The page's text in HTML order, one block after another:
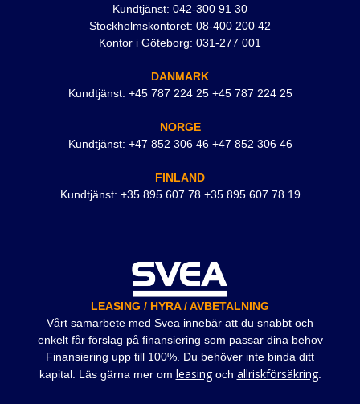
Kundtjänst: 042-300 91 30
Stockholmskontoret: 08-400 200 42
Kontor i Göteborg: 031-277 001
DANMARK
Kundtjänst: +45 787 224 25 +45 787 224 25
NORGE
Kundtjänst: +47 852 306 46 +47 852 306 46
FINLAND
Kundtjänst: +35 895 607 78 +35 895 607 78 19
LEASING / HYRA / AVBETALNING
Vårt samarbete med Svea innebär att du snabbt och
enkelt får förslag på finansiering som passar dina behov
Finansiering upp till 100%. Du behöver inte binda ditt
kapital. Läs gärna mer om leasingoch allriskförsäkring.